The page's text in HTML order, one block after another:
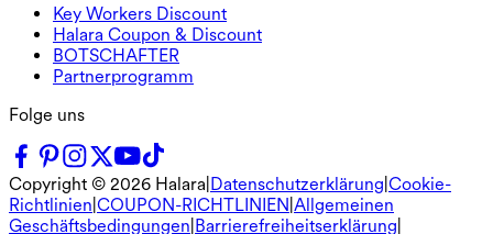
Key Workers Discount
Halara Coupon & Discount
BOTSCHAFTER
Partnerprogramm
Folge uns
Copyright © 2026 Halara Datenschutzerklärung Cookie-
Richtlinien COUPON-RICHTLINIEN Allgemeinen
Geschäftsbedingungen Barrierefreiheitserklärung